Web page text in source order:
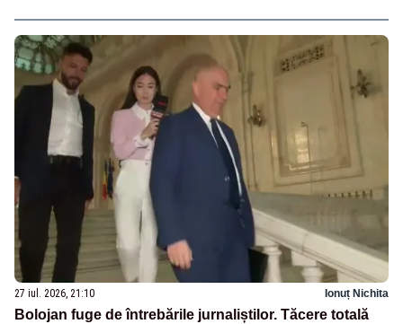
27 iul. 2026, 21:10 Ionuț Nichita
Bolojan fuge de întrebările jurnaliștilor. Tăcere totală